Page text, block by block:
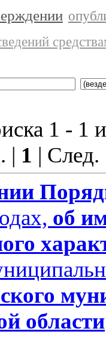
1 - 1
| 1 |
об
области